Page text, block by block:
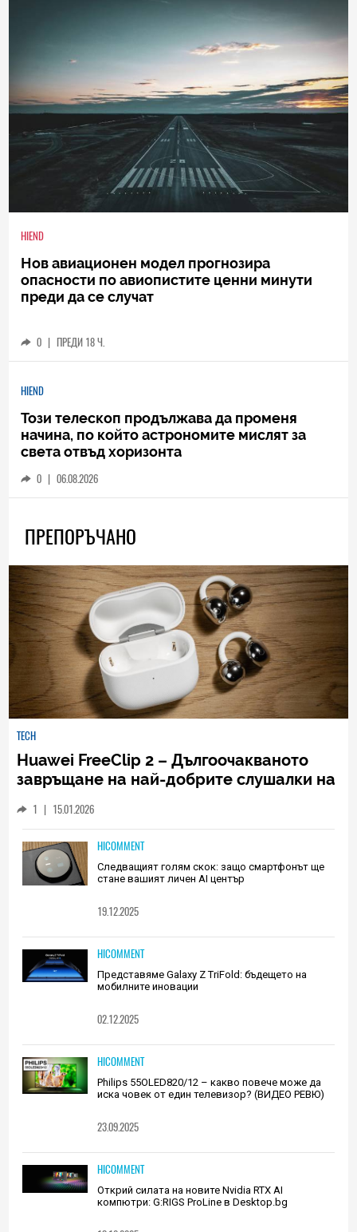
HIEND
Нов авиационен модел прогнозира
опасности по авиопистите ценни минути
преди да се случат
0 | ПРЕДИ 18 Ч.
HIEND
Този телескоп продължава да променя
начина, по който астрономите мислят за
света отвъд хоризонта
0 | 06.08.2026
ПРЕПОРЪЧАНО
TECH
Huawei FreeClip 2 – Дългоочакваното
завръщане на най-добрите слушалки на
1 | 15.01.2026
HICOMMENT
Следващият голям скок: защо смартфонът ще
стане вашият личен AI център
19.12.2025
HICOMMENT
Представяме Galaxy Z TriFold: бъдещето на
мобилните иновации
02.12.2025
HICOMMENT
Philips 55OLED820/12 – какво повече може да
иска човек от един телевизор? (ВИДЕО РЕВЮ)
23.09.2025
HICOMMENT
Открий силата на новите Nvidia RTX AI
компютри: G:RIGS ProLine в Desktop.bg